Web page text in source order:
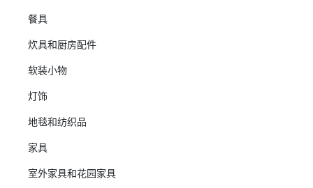
餐具
炊具和厨房配件
软装小物
灯饰
地毯和纺织品
家具
室外家具和花园家具